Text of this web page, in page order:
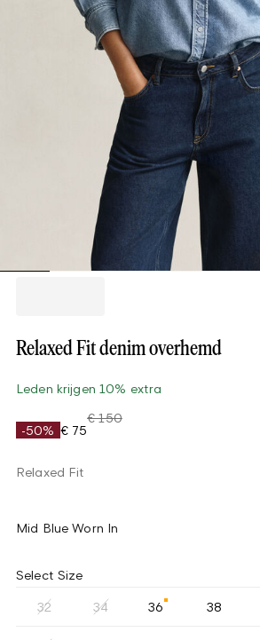
Relaxed Fit denim overhemd
Leden krijgen 10% extra
-50% € 75
€ 150
Relaxed Fit
Mid Blue Worn In
Select Size
32 34 36 38